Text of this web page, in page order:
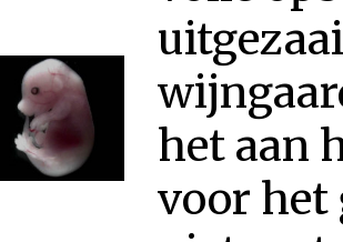
het aan
voor het